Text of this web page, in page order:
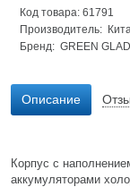
Код товара: 61791
Производитель:
Бренд: GREEN
Описание
Корпус с
аккумуляторами